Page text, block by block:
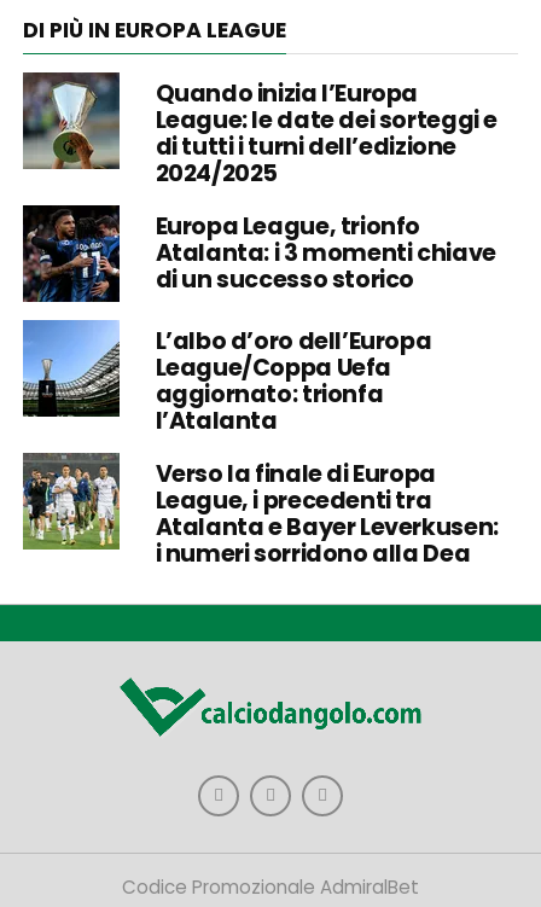
DI PIÙ IN EUROPA LEAGUE
Quando inizia l’Europa
League: le date dei sorteggi e
di tutti i turni dell’edizione
2024/2025
Europa League, trionfo
Atalanta: i 3 momenti chiave
di un successo storico
L’albo d’oro dell’Europa
League/Coppa Uefa
aggiornato: trionfa
l’Atalanta
Verso la finale di Europa
League, i precedenti tra
Atalanta e Bayer Leverkusen:
i numeri sorridono alla Dea
Codice Promozionale AdmiralBet